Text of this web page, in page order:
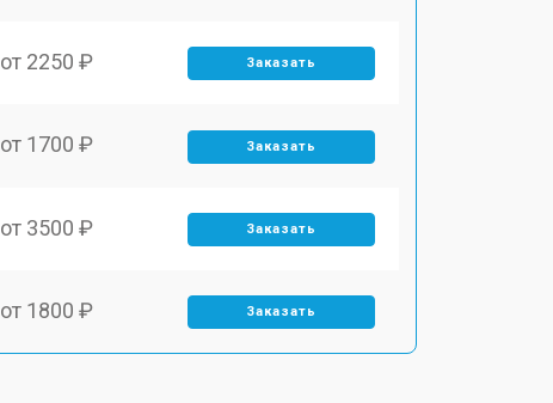
от 2250 ₽ Заказать
от 1700 ₽ Заказать
от 3500 ₽ Заказать
от 1800 ₽ Заказать